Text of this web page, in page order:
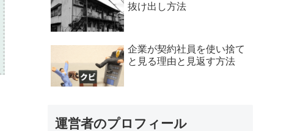
抜け出し方法
企業が契約社員を使い捨て
と見る理由と見返す方法
運営者のプロフィール